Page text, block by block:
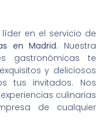
en el servicio de
en Madrid. Nuestra
gastronómicas te
y deliciosos
tus invitados. Nos
culinarias
de cualquier